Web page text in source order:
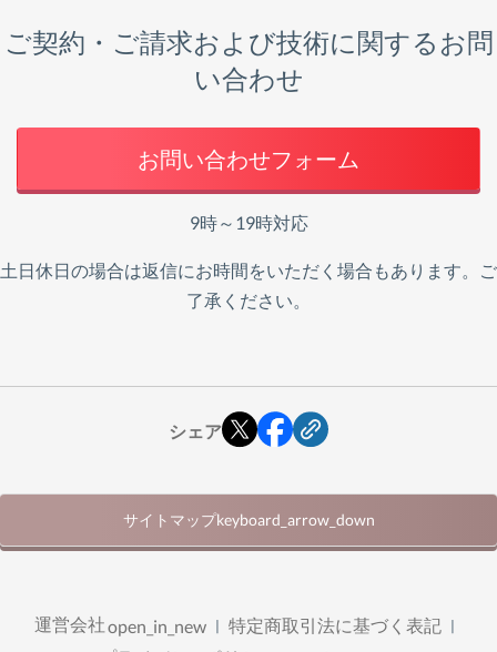
ご契約・ご請求および技術に関するお問
い合わせ
お問い合わせフォーム
9時～19時対応
土日休日の場合は返信にお時間をいただく場合もあります。ご
了承ください。
シェア
サイトマップkeyboard_arrow_down
セキュリティ
運営会社open_in_new
特定商取引法に基づく表記